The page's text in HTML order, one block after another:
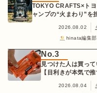
TOKYO CRAFTS×ト
ャンプの“火まわり”を
2026.08.02
hinata編集部
No.3
見つけた人は買っ
【目利きが本気で推
2026.08.04